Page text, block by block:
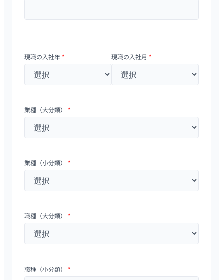
現職の入社年 * 現職の入社月 *
業種（大分類） *
業種（小分類） *
職種（大分類） *
職種（小分類） *